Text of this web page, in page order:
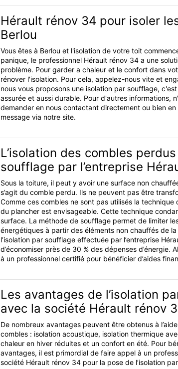
Hérault rénov 34 pour isoler
Berlou
Vous êtes à Berlou et l'isolation de votre toit
panique, le professionnel Hérault rénov 34 a une
problème. Pour garder a chaleur et le confort dans
rénover l'isolation. Pour cela, appelez-nous vite et
nous vous proposons une isolation par soufflage,
assurée et aussi durable. Pour d'autres informations,
demander en nous contactant directement ou bien
message via notre site.
L’isolation des combles
soufflage par l’entreprise
Sous la toiture, il peut y avoir une surface non
s’agit du comble perdu. Ils ne peuvent pas être
Comme ces combles ne sont pas utilisés la technique
du plancher est envisageable. Cette technique
surface. La méthode de soufflage permet de limiter
énergétiques à partir des éléments non chauffés de
l’isolation par soufflage effectuée par l’entreprise
d’économiser près de 30 % des dépenses d’énergie.
à un professionnel certifié pour bénéficier d’aides
Les avantages de l’isolation
avec la société Hérault rénov
De nombreux avantages peuvent être obtenus à
combles : isolation acoustique, isolation thermique
chaleur en hiver réduites et un confort en été. Pour
avantages, il est primordial de faire appel à un
société Hérault rénov 34 pour la pose de l’isolation